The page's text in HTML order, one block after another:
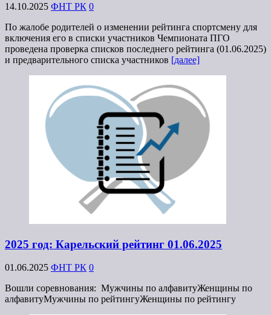
14.10.2025 ФНТ РК 0
По жалобе родителей о изменении рейтинга спортсмену для
включения его в списки участников Чемпионата ПГО
проведена проверка списков последнего рейтинга (01.06.2025)
и предварительного списка участников [далее]
2025 год: Карельский рейтинг 01.06.2025
01.06.2025 ФНТ РК 0
Вошли соревнования: Мужчины по алфавитуЖенщины по
алфавитуМужчины по рейтингуЖенщины по рейтингу